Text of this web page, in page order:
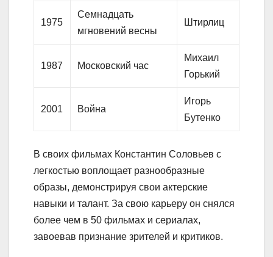
1975
Семнадцать
мгновений весны
Штирлиц
1987 Московский час
Михаил
Горький
2001 Война
Игорь
Бутенко
В своих фильмах Константин Соловьев с
легкостью воплощает разнообразные
образы, демонстрируя свои актерские
навыки и талант. За свою карьеру он снялся
более чем в 50 фильмах и сериалах,
завоевав признание зрителей и критиков.